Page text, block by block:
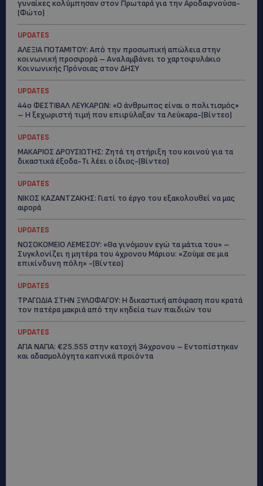
γυναίκες κολύμπησαν στον Πρωταρά για την Αροδαφνούσα-
(Φώτο)
UPDATES
ΑΛΕΞΙΑ ΠΟΤΑΜΙΤΟΥ: Από την προσωπική απώλεια στην
κοινωνική προσφορά – Αναλαμβάνει το χαρτοφυλάκιο
Κοινωνικής Πρόνοιας στον ΔΗΣΥ
UPDATES
44ο ΦΕΣΤΙΒΑΛ ΛΕΥΚΑΡΩΝ: «Ο άνθρωπος είναι ο πολιτισμός»
– Η ξεχωριστή τιμή που επιφύλαξαν τα Λεύκαρα-(Βίντεο)
UPDATES
ΜΑΚΑΡΙΟΣ ΔΡΟΥΣΙΩΤΗΣ: Ζητά τη στήριξη του κοινού για τα
δικαστικά έξοδα-Τι λέει ο ίδιος-(Βίντεο)
UPDATES
ΝΙΚΟΣ ΚΑΖΑΝΤΖΑΚΗΣ: Γιατί το έργο του εξακολουθεί να μας
αφορά
UPDATES
ΝΟΣΟΚΟΜΕΙΟ ΛΕΜΕΣΟΥ: «Θα γινόμουν εγώ τα μάτια του» –
Συγκλονίζει η μητέρα του 4χρονου Μάριου: «Ζούμε σε μια
επικίνδυνη πόλη» -(Βίντεο)
UPDATES
ΤΡΑΓΩΔΙΑ ΣΤΗΝ ΞΥΛΟΦΑΓΟΥ: Η δικαστική απόφαση που κρατά
τον πατέρα μακριά από την κηδεία των παιδιών του
UPDATES
ΑΓΙΑ ΝΑΠΑ: €25.555 στην κατοχή 34χρονου – Εντοπίστηκαν
και αδασμολόγητα καπνικά προϊόντα